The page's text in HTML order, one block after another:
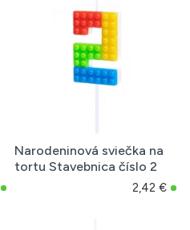
Narodeninová sviečka na
tortu Stavebnica číslo 2
2,42 €